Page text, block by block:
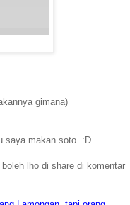
gimana)
saya makan soto. :D
lho di share di komentar